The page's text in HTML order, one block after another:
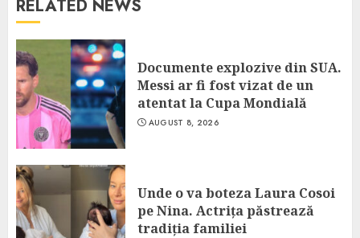
RELATED NEWS
Documente explozive din SUA.
Messi ar fi fost vizat de un
atentat la Cupa Mondială
AUGUST 8, 2026
Unde o va boteza Laura Cosoi
pe Nina. Actrița păstrează
tradiția familiei